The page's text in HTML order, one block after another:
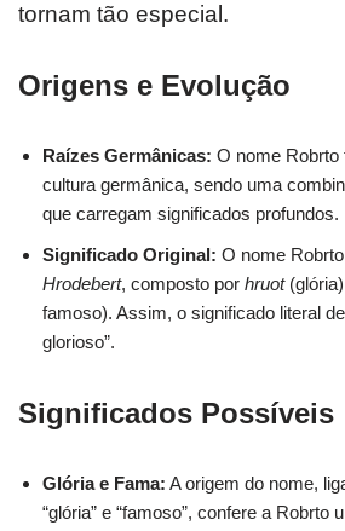
tornam tão especial.
Origens e Evolução
Raízes Germânicas: O nome
cultura germânica, sendo uma
que carregam significados profundos.
Significado Original: O nome
Hrodebert, composto por hruot
famoso). Assim, o significado literal
glorioso”.
Significados Possíveis
Glória e Fama: A origem do nome,
“glória” e “famoso”, confere a Robrto